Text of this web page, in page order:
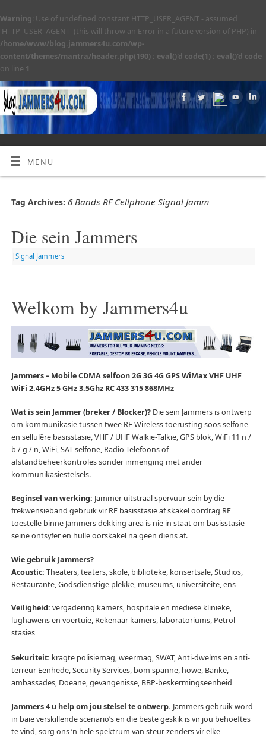
Warning: Use of undefined constant HTTP_USER_AGENT - assumed
'HTTP_USER_AGENT' (this will throw an Error in a future version of PHP) in
/home/www/blog.jammers4u.com/wp-
content/themes/mantra/header.php(190) : eval()'d code(1) : eval()'d code
on line 1
MENU
Tag Archives: 6 Bands RF Cellphone Signal Jamm
Die sein Jammers
Signal Jammers
Welkom by Jammers4u
Jammers – Mobile CDMA selfoon 2G 3G 4G GPS WiMax VHF UHF
WiFi 2.4GHz 5 GHz 3.5Ghz RC 433 315 868MHz
Wat is sein Jammer (breker / Blocker)?Die sein Jammers is ontwerp
om kommunikasie tussen twee RF Wireless toerusting soos selfone
en sellulêre basisstasie, VHF / UHF Walkie-Talkie, GPS blok, WiFi 11 n /
b / g / n, WiFi, SAT selfone, Radio Telefoons of
afstandbeheerkontroles sonder inmenging met ander
kommunikasiestelsels.
Beginsel van werking: Jammer uitstraal spervuur sein by die
frekwensieband gebruik vir RF basisstasie af skakel oordrag RF
toestelle binne Jammers dekking area is nie in staat om basisstasie
seine ontsyfer en hulle oorskakel na geen diens af.
Wie gebruik Jammers?
Acoustic: Theaters, teaters, skole, biblioteke, konsertsale, Studios,
Restaurante, Godsdienstige plekke, museums, universiteite, ens
Veiligheid: vergadering kamers, hospitale en mediese klinieke,
lughawens en voertuie, Rekenaar kamers, laboratoriums, Petrol
stasies
Sekuriteit: kragte polisiemag, weermag, SWAT, Anti-dwelms en anti-
terreur Eenhede, Security Services, bom spanne, howe, Banke,
ambassades, Doeane, gevangenisse, BBP-beskermingseenheid
Jammers 4 u help om jou stelsel te ontwerp. Jammers gebruik word
in baie verskillende scenario’s en die beste geskik is vir jou behoeftes
te vind, sorg ons ‘n hele spektrum van steur zenders vir elke